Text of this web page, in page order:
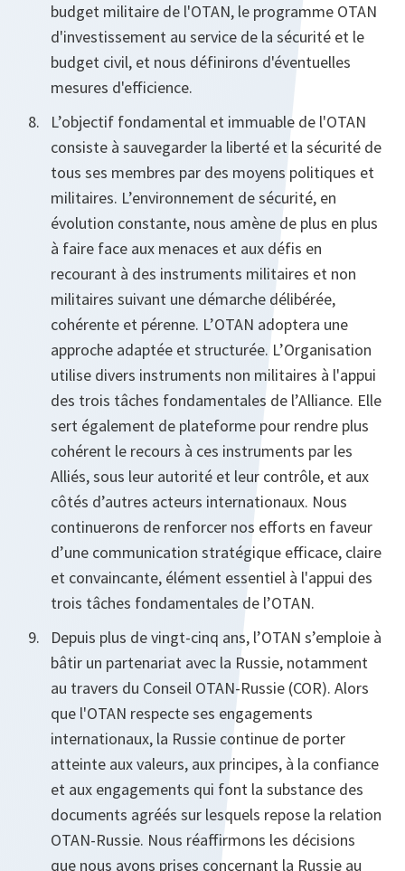
budget militaire de l'OTAN, le programme OTAN
d'investissement au service de la sécurité et le
budget civil, et nous définirons d'éventuelles
mesures d'efficience.
L’objectif fondamental et immuable de l'OTAN
consiste à sauvegarder la liberté et la sécurité de
tous ses membres par des moyens politiques et
militaires. L’environnement de sécurité, en
évolution constante, nous amène de plus en plus
à faire face aux menaces et aux défis en
recourant à des instruments militaires et non
militaires suivant une démarche délibérée,
cohérente et pérenne. L’OTAN adoptera une
approche adaptée et structurée. L’Organisation
utilise divers instruments non militaires à l'appui
des trois tâches fondamentales de l’Alliance. Elle
sert également de plateforme pour rendre plus
cohérent le recours à ces instruments par les
Alliés, sous leur autorité et leur contrôle, et aux
côtés d’autres acteurs internationaux. Nous
continuerons de renforcer nos efforts en faveur
d’une communication stratégique efficace, claire
et convaincante, élément essentiel à l'appui des
trois tâches fondamentales de l’OTAN.
Depuis plus de vingt-cinq ans, l’OTAN s’emploie à
bâtir un partenariat avec la Russie, notamment
au travers du Conseil OTAN-Russie (COR). Alors
que l'OTAN respecte ses engagements
internationaux, la Russie continue de porter
atteinte aux valeurs, aux principes, à la confiance
et aux engagements qui font la substance des
documents agréés sur lesquels repose la relation
OTAN-Russie. Nous réaffirmons les décisions
que nous avons prises concernant la Russie au